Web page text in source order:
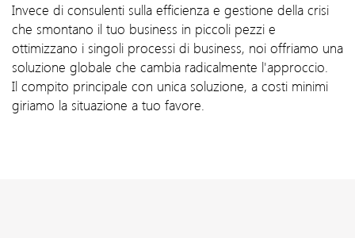
Invece di consulenti sulla efficienza e gestione della crisi
che smontano il tuo business in piccoli pezzi e
ottimizzano i singoli processi di business, noi offriamo una
soluzione globale che cambia radicalmente l'approccio.
Il compito principale con unica soluzione, a costi minimi
giriamo la situazione a tuo favore.